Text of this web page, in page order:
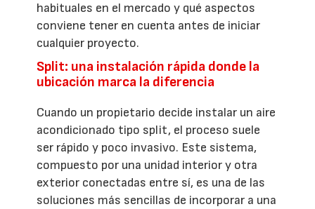
habituales en el mercado y qué aspectos
conviene tener en cuenta antes de iniciar
cualquier proyecto.
Split: una instalación rápida donde la
ubicación marca la diferencia
Cuando un propietario decide instalar un aire
acondicionado tipo split, el proceso suele
ser rápido y poco invasivo. Este sistema,
compuesto por una unidad interior y otra
exterior conectadas entre sí, es una de las
soluciones más sencillas de incorporar a una